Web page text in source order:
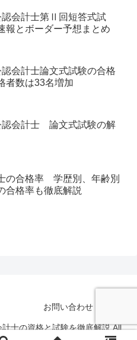
認会計士第Ⅱ回短答式試
とボーダー予想まとめ
会計士論文式試験の合格
数は33名増加
認会計士 論文式試験の解
の合格率 学歴別、年齢別
合格率も徹底解説
お問い合わせ
士の資格と試験を徹底解説 All